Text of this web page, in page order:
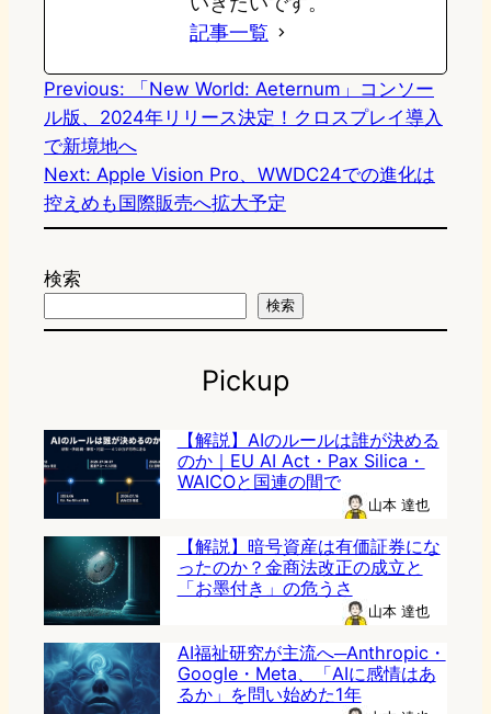
記事一覧
Previous:
「New World: Aeternum」コンソー
ル版、2024年リリース決定！クロスプレイ導入
で新境地へ
Next: Apple Vision Pro、WWDC24での進化は
控えめも国際販売へ拡大予定
検索
検索
Pickup
【解説】AIのルールは誰が決める
のか｜EU AI Act・Pax Silica・
WAICOと国連の間で
山本 達也
【解説】暗号資産は有価証券にな
ったのか？金商法改正の成立と
「お墨付き」の危うさ
山本 達也
AI福祉研究が主流へ─Anthropic・
Google・Meta、「AIに感情はあ
るか」を問い始めた1年